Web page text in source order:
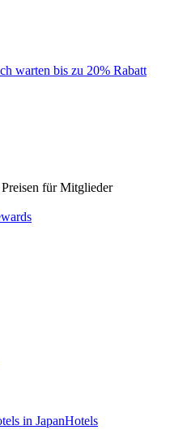
warten bis zu 20% Rabatt
für Mitglieder
in JapanHotels